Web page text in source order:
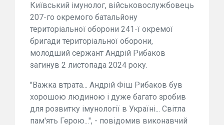
Київський імунолог, військовослужбовець
207-го окремого батальйону
територіальної оборони 241-ї окремої
бригади територіальної оборони,
молодший сержант Андрій Рибаков
загинув 2 листопада 2024 року.
"Важка втрата... Андрій Фіш Рибаков був
хорошою людиною і дуже багато зробив
для розвитку імунології в Україні... Світла
пам'ять Герою...", - повідомив виконавчий